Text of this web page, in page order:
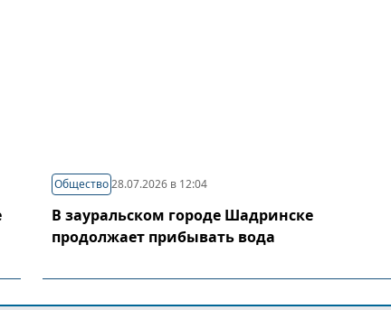
Общество 28.07.2026 в 12:04
В зауральском городе Шадринске
продолжает прибывать вода